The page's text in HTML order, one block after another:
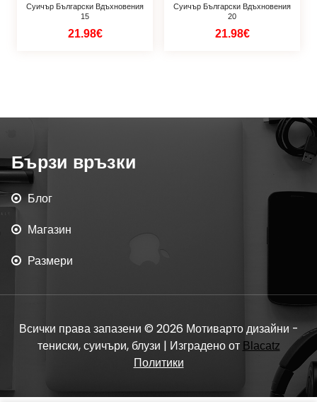
Суичър Български Вдъхновения
15
21.98€
Суичър Български Вдъхновения
20
21.98€
Бързи връзки
Блог
Магазин
Размери
Всички права запазени © 2026 Мотиварто дизайни -
тениски, суичъри, блузи | Изградено от Blacatz
Политики